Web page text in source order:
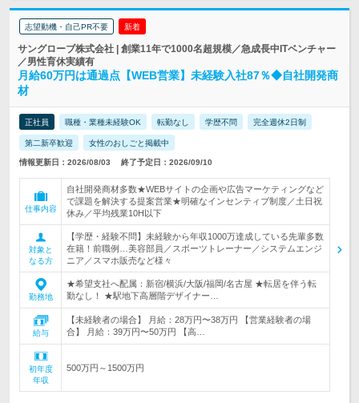
志望動機・自己PR不要 新着
サングローブ株式会社 | 創業11年で1000名超規模／急成長中ITベンチャー
／男性育休実績有
月給60万円は通過点【WEB営業】未経験入社87％◆自社開発商
材
正社員 職種・業種未経験OK 転勤なし 学歴不問 完全週休2日制
第二新卒歓迎 女性のおしごと掲載中
情報更新日：2026/08/03 終了予定日：2026/09/10
仕事内容
自社開発商材多数★WEBサイトの企画や広告マーケティングなど
で課題を解決する提案営業★明確なインセンティブ制度／土日祝
休み／平均残業10H以下
対象と
なる方
【学歴・経験不問】未経験から年収1000万達成している先輩多数
在籍！前職例…美容部員／スポーツトレーナー／システムエンジ
ニア／スマホ販売など様々
勤務地
★希望支社へ配属：新宿/横浜/大阪/福岡/名古屋 ★転居を伴う転
勤なし！ ★駅地下高層階デザイナー…
給与
【未経験者の場合】 月給：28万円〜38万円 【営業経験者の場
合】 月給：39万円〜50万円 【高…
初年度
年収
500万円～1500万円